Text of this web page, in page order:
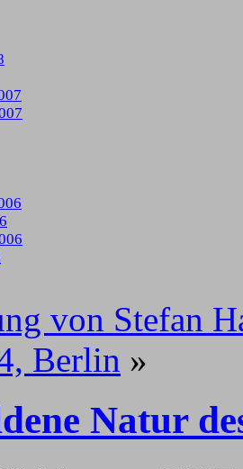
von Stefan
Berlin »
Natur